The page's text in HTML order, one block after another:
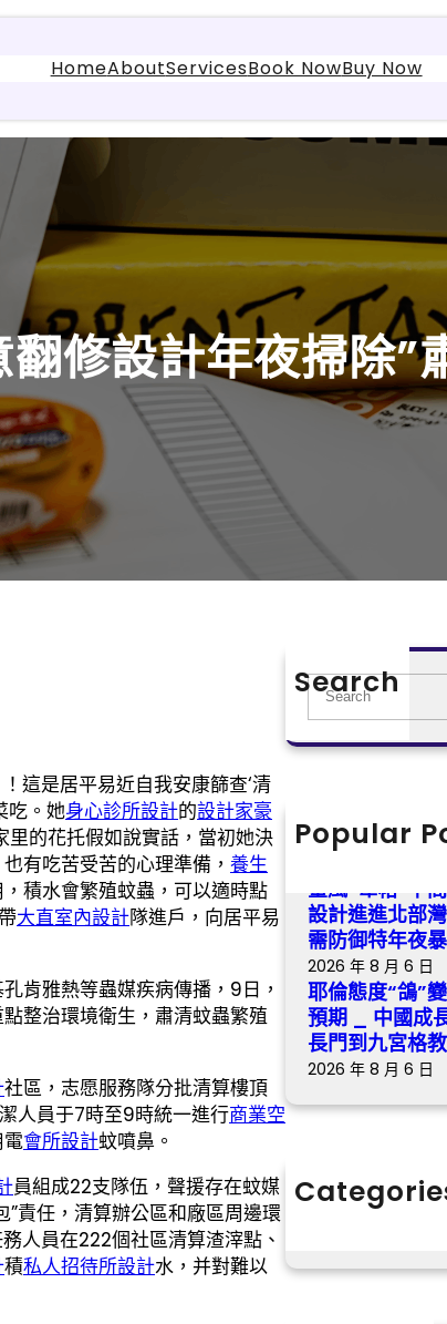
HomeAboutServicesBook NowBuy Now
修設計年夜掃除”
這是居平易近自我安康篩查‘清
吃。她身心診所設計的設計家豪
的花托假如說實話，當初她決
有吃苦受苦的心理準備， 養生
積水會繁殖蚊蟲，可以適時點
大直室內設計隊進戶，向居平易
肯雅熱等蟲媒疾病傳播，9日，
整治環境衛生，肅清蚊蟲繁殖
社區，志愿服務隊分批清算樓頂
人員于7時至9時統一進行商業空
會所設計蚊噴鼻。
員組成22支隊伍，聲援存在蚊媒
責任，清算辦公區和廠區周邊環
人員在222個社區清算渣滓點、
積私人招待所設計水，并對難以
Search
S
e
a
h
Popular
我是黨員·森和
臺風“韋帕”中
設計進進北部
需防御特年夜
2026 年 8 月 6 日
耶倫態度“鴿”
預期 _ 中國成
長門到九宮格
2026 年 8 月 6 日